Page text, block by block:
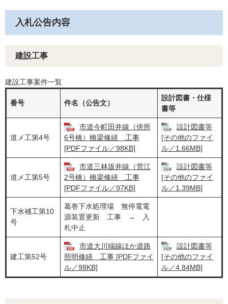
入札公告内容
建設工事
建設工事案件一覧
番号 件名（公告文）
設計図書・仕様
書等
道メ工第4号
市道今町田井線（傍所
6号橋）橋梁修繕 工事
[PDFファイル／98KB]
設計図書等
[その他のファイ
ル／1.66MB]
道メ工第5号
市道三林坂井線（荒江
2号橋）橋梁修繕 工事
[PDFファイル／97KB]
設計図書等
[その他のファイ
ル／1.39MB]
下水補工第10
号
葛巻下水処理場 無停電電
源装置更新 工事 → 入
札中止
建工第52号
市道大川端線ほか道路
照明修繕 工事 [PDFファイ
ル／98KB]
設計図書等
[その他のファイ
ル／4.84MB]